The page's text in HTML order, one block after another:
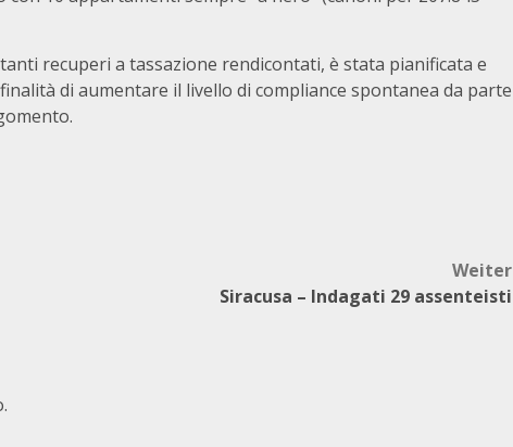
recuperi a tassazione rendicontati, è stata pianificata e
di aumentare il livello di compliance spontanea da parte
Weiter
Siracusa – Indagati 29 assenteisti